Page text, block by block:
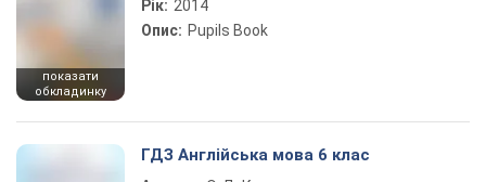
показати
обкладинку
Рік: 2014
Опис: Pupils Book
ГДЗ Англійська мова 6 клас